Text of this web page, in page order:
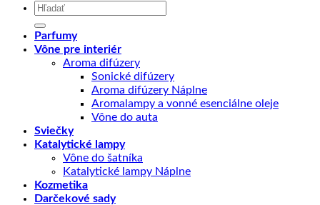
Hľadať:
Parfumy
Vône pre interiér
Aroma difúzery
Sonické difúzery
Aroma difúzery Náplne
Aromalampy a vonné esenciálne oleje
Vône do auta
Sviečky
Katalytické lampy
Vône do šatníka
Katalytické lampy Náplne
Kozmetika
Darčekové sady